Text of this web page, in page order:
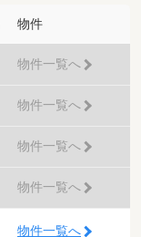
物件
物件一覧へ
物件一覧へ
物件一覧へ
物件一覧へ
物件一覧へ